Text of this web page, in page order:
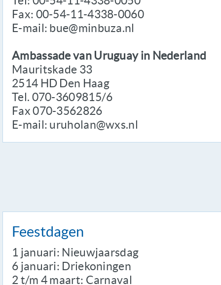
Fax: 00-54-11-4338-0060
E-mail: bue@minbuza.nl
Ambassade van Uruguay in Nederland
Mauritskade 33
2514 HD Den Haag
Tel. 070-3609815/6
Fax 070-3562826
E-mail: uruholan@wxs.nl
Feestdagen
1 januari: Nieuwjaarsdag
6 januari: Driekoningen
2 t/m 4 maart: Carnaval